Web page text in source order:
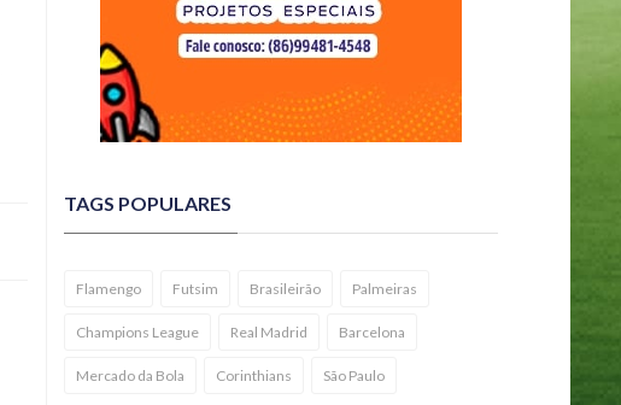
TAGS POPULARES
Flamengo Futsim Brasileirão Palmeiras
Champions League Real Madrid Barcelona
Mercado da Bola Corinthians São Paulo